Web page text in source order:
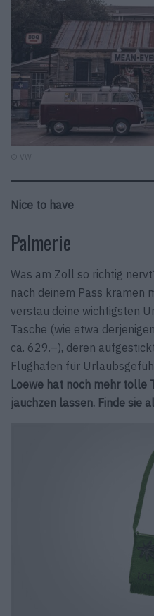
© VW
Nice to have
Palmerie
Was am Zoll so richtig
nach deinem Pass kramen
verstau deine wichtigsten
Tasche (wie etwa
ca. 629.–), deren
Flughafen für
Loewe hat noch mehr tolle
jauchzen lassen. Finde sie